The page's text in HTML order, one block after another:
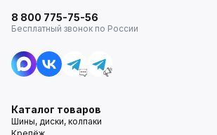
8 800 775-75-56
Бесплатный звонок по России
Каталог товаров
Шины, диски, колпаки